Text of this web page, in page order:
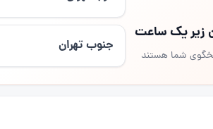
زیر یک ساعت
شما هستند
جنوب تهران